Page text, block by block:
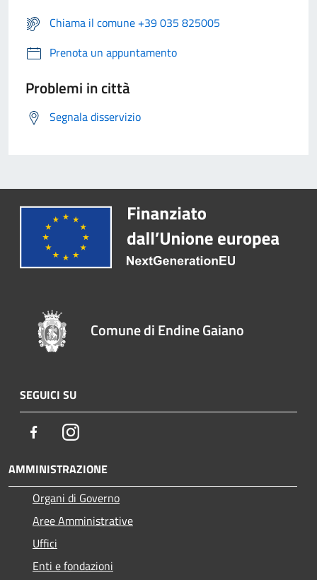
Chiama il comune +39 035 825005
Prenota un appuntamento
Problemi in città
Segnala disservizio
Comune di Endine Gaiano
SEGUICI SU
FacebookInstagram
AMMINISTRAZIONE
Organi di Governo
Aree Amministrative
Uffici
Enti e fondazioni